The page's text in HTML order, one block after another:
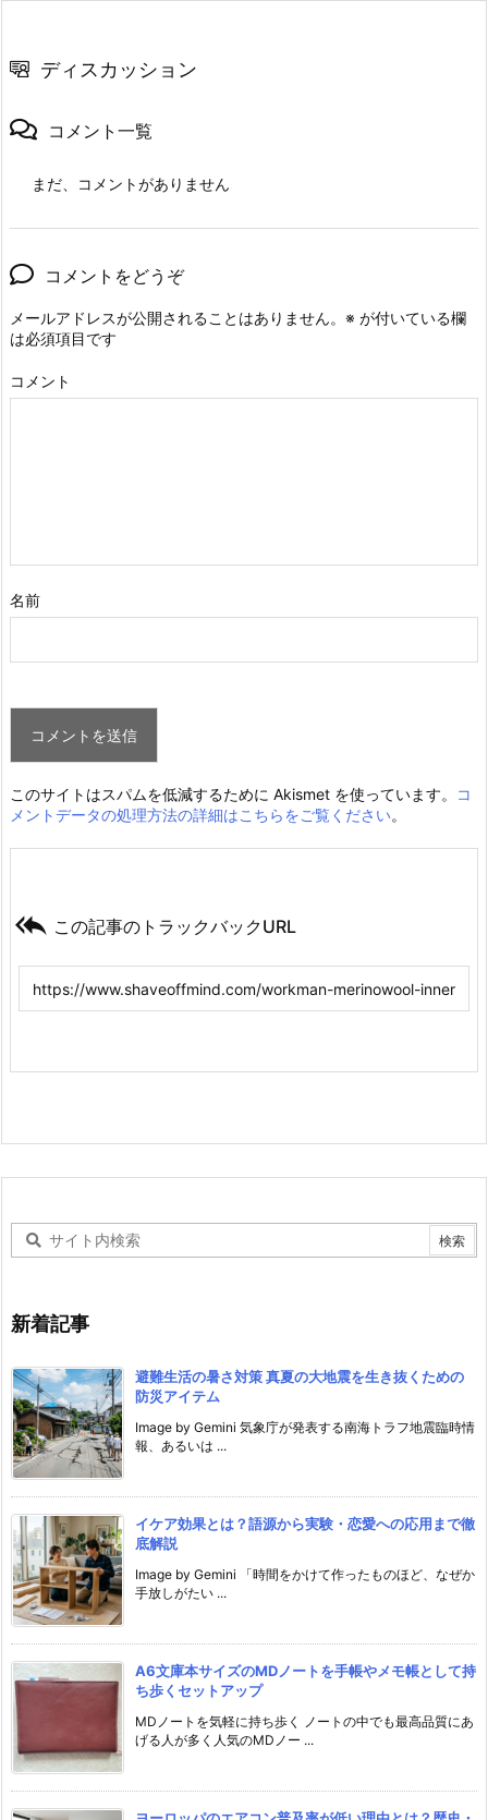
ディスカッション
コメント一覧
まだ、コメントがありません
コメントをどうぞ
メールアドレスが公開されることはありません。 ※ が付いている欄
は必須項目です
コメント
名前
このサイトはスパムを低減するために Akismet を使っています。
コ
メントデータの処理方法の詳細はこちらをご覧ください。
 この記事のトラックバックURL
新着記事
避難生活の暑さ対策 真夏の大地震を生き抜くための
防災アイテム
Image by Gemini 気象庁が発表する南海トラフ地震臨時情
報、あるいは ...
イケア効果とは？語源から実験・恋愛への応用まで徹
底解説
Image by Gemini 「時間をかけて作ったものほど、なぜか
手放しがたい ...
A6文庫本サイズのMDノートを手帳やメモ帳として持
ち歩くセットアップ
MDノートを気軽に持ち歩く ノートの中でも最高品質にあ
げる人が多く人気のMDノー ...